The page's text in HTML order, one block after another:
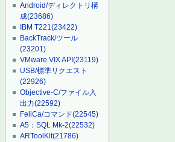
Android/ディレクトリ構
成(23686)
IBM T221(23422)
BackTrack/ツール
(23201)
VMware VIX API(23119)
USB/標準リクエスト
(22926)
Objective-C/ファイル入
出力(22592)
FeliCa/コマンド(22545)
A5：SQL Mk-2(22532)
ARToolKit(21786)